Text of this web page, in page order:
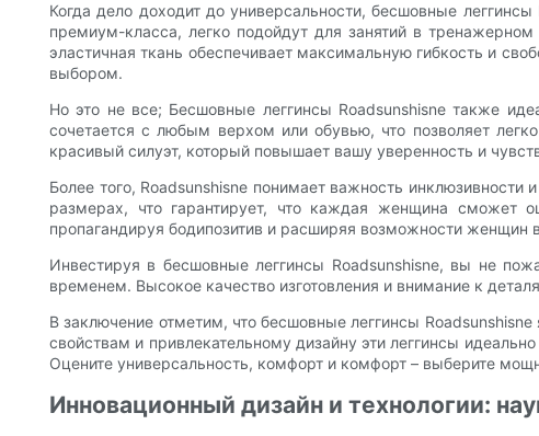
Когда дело доходит до универсальности, бесшовные
премиум-класса, легко подойдут для занятий в
эластичная ткань обеспечивает максимальную гибкость и
выбором.
Но это не все; Бесшовные леггинсы Roadsunshisne также
сочетается с любым верхом или обувью, что позволяет
красивый силуэт, который повышает вашу уверенность и
Более того, Roadsunshisne понимает важность
размерах, что гарантирует, что каждая женщина сможет
пропагандируя бодипозитив и расширяя возможности женщин
Инвестируя в бесшовные леггинсы Roadsunshisne, вы не
временем. Высокое качество изготовления и внимание к
В заключение отметим, что бесшовные леггинсы
свойствам и привлекательному дизайну эти леггинсы
Оцените универсальность, комфорт и комфорт – выберите
Инновационный дизайн и технологии: